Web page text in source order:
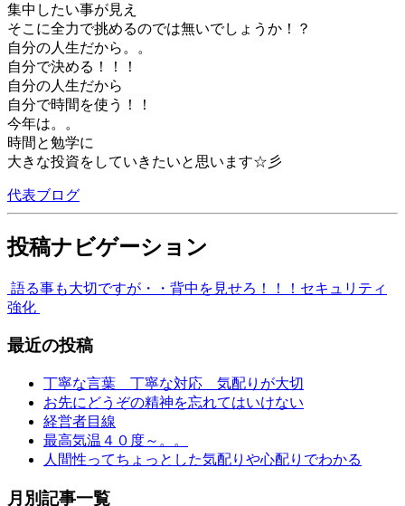
集中したい事が見え
そこに全力で挑めるのでは無いでしょうか！？
自分の人生だから。。
自分で決める！！！
自分の人生だから
自分で時間を使う！！
今年は。。
時間と勉学に
大きな投資をしていきたいと思います☆彡
代表ブログ
投稿ナビゲーション
語る事も大切ですが・・背中を見せろ！！！ セキュリティ
強化
最近の投稿
丁寧な言葉 丁寧な対応 気配りが大切
お先にどうぞの精神を忘れてはいけない
経営者目線
最高気温４０度～。。
人間性ってちょっとした気配りや心配りでわかる
月別記事一覧